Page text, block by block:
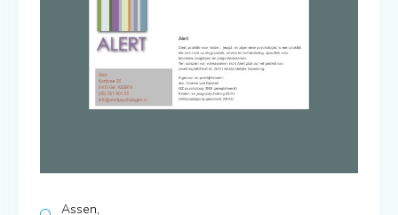
Assen,